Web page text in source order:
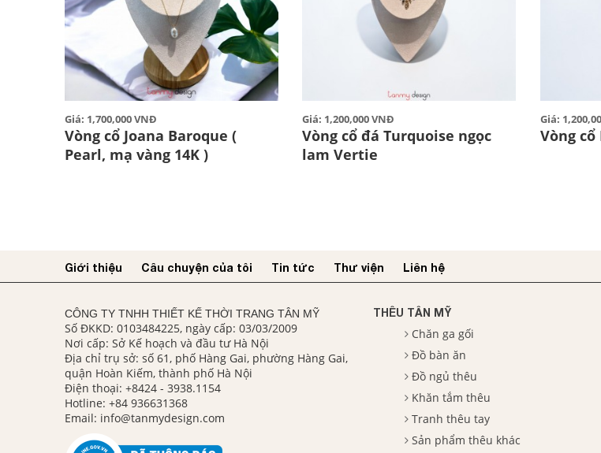
Giá: 1,700,000 VNĐ
Vòng cổ Joana Baroque (
Pearl, mạ vàng 14K )
Giá: 1,200,000 VNĐ
Vòng cổ đá Turquoise ngọc
lam Vertie
Giá:
Vòng
Giới thiệu Câu chuyện của tôi Tin tức Thư viện Liên hệ
CÔNG TY TNHH THIẾT KẾ THỜI TRANG TÂN MỸ
Số ĐKKD: 0103484225, ngày cấp: 03/03/2009
Nơi cấp: Sở Kế hoạch và đầu tư Hà Nội
Địa chỉ trụ sở: số 61, phố Hàng Gai, phường Hàng Gai,
quận Hoàn Kiếm, thành phố Hà Nội
Điện thoại: +8424 - 3938.1154
Hotline: +84 936631368
Email: info@tanmydesign.com
THÊU TÂN MỸ
Chăn ga gối
Đồ bàn ăn
Đồ ngủ thêu
Khăn tắm thêu
Tranh thêu tay
Sản phẩm thêu khác